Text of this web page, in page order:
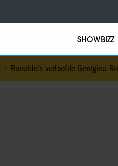
SHOWBIZZ
Ronaldo’s verloofde Georgina